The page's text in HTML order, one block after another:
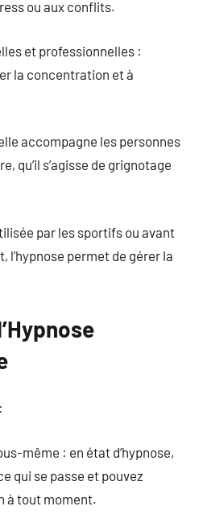
ou aux conflits.
et professionnelles :
la concentration et à
accompagne les personnes
qu’il s’agisse de grignotage
par les sportifs ou avant
l’hypnose permet de gérer la
même : en état d’hypnose,
qui se passe et pouvez
à tout moment.